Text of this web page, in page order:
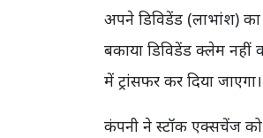
अपने डिविडेंड (लाभांश)
बकाया डिविडेंड क्लेम
में ट्रांसफर कर दिया जाएगा।
कंपनी ने स्टॉक एक्सचेंज को